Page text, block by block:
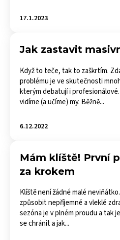
17.1.2023
Jak zastavit
Když to teče, tak to zaškrtím.
problému je ve skutečnosti
kterým debatují i
vidíme (a učíme) my. Běžně...
6.12.2022
Mám klíště! První
za krokem
Klíště není žádné malé
způsobit nepříjemné a vleklé
sezóna je v plném proudu a tak
se chránit a jak...